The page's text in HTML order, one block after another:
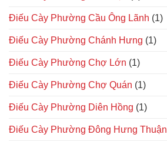
Điếu Cày Phường Cầu Ông Lãnh (1)
Điếu Cày Phường Chánh Hưng (1)
Điếu Cày Phường Chợ Lớn (1)
Điếu Cày Phường Chợ Quán (1)
Điếu Cày Phường Diên Hồng (1)
Điếu Cày Phường Đông Hưng Thuận